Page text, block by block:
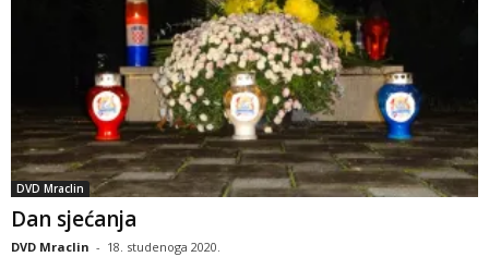
DVD Mraclin
Dan sjećanja
DVD Mraclin - 18. studenoga 2020.